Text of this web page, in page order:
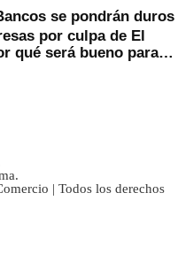
se pondrán duros
por culpa de El
qué será bueno para
| Todos los derechos